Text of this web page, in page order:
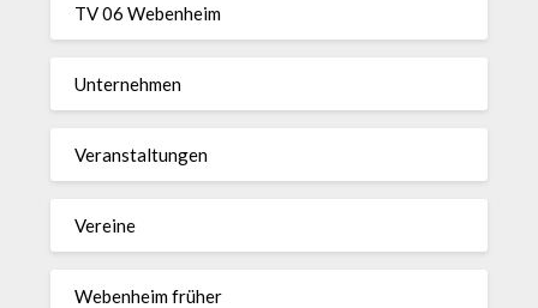
TV 06 Webenheim
Unternehmen
Veranstaltungen
Vereine
Webenheim früher